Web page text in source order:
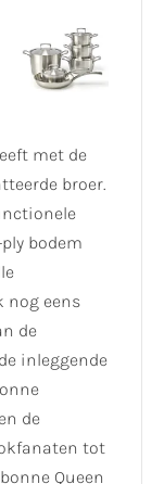
met de
broer.
bodem
nog eens
de
inleggende
de
tot
Queen